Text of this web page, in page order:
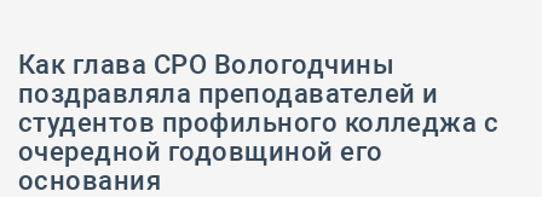
Как глава СРО Вологодчины
поздравляла преподавателей и
студентов профильного колледжа с
очередной годовщиной его
основания